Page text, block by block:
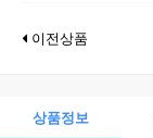
이전상품
상품정보